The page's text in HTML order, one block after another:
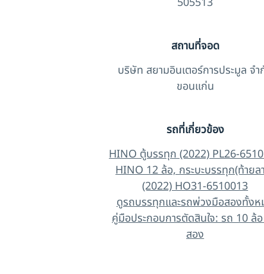
สถานที่จอด
บริษัท สยามอินเตอร์การประมูล จำ
ขอนแก่น
รถที่เกี่ยวข้อง
HINO ตู้บรรทุก (2022) PL26-
HINO 12 ล้อ, กระบะบรรทุก(ท้ายล
(2022) HO31-6510013
ดูรถบรรทุกและรถพ่วงมือสองทั้ง
คู่มือประกอบการตัดสินใจ: รถ 10 ล้
สอง